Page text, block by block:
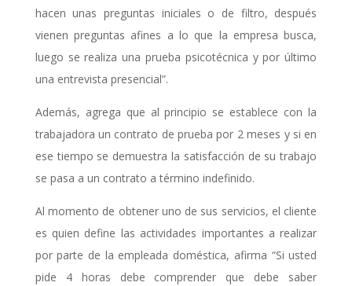
hacen unas preguntas iniciales o de filtro, después
vienen preguntas afines a lo que la empresa busca,
luego se realiza una prueba psicotécnica y por último
una entrevista presencial”.
Además, agrega que al principio se establece con la
trabajadora un contrato de prueba por 2 meses y si en
ese tiempo se demuestra la satisfacción de su trabajo
se pasa a un contrato a término indefinido.
Al momento de obtener uno de sus servicios, el cliente
es quien define las actividades importantes a realizar
por parte de la empleada doméstica, afirma “Si usted
pide 4 horas debe comprender que debe saber